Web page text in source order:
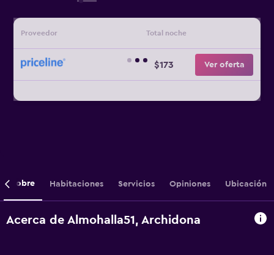
Proveedor Total noche
$173 Ver oferta
Sobre Habitaciones Servicios Opiniones Ubicación
Acerca de Almohalla51, Archidona